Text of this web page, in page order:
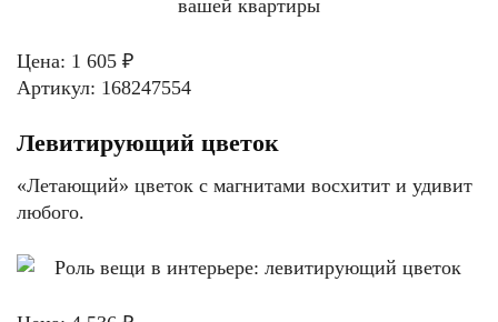
Цена: 1 605 ₽
Артикул: 168247554
Левитирующий цветок
«Летающий» цветок с магнитами восхитит и удивит
любого.